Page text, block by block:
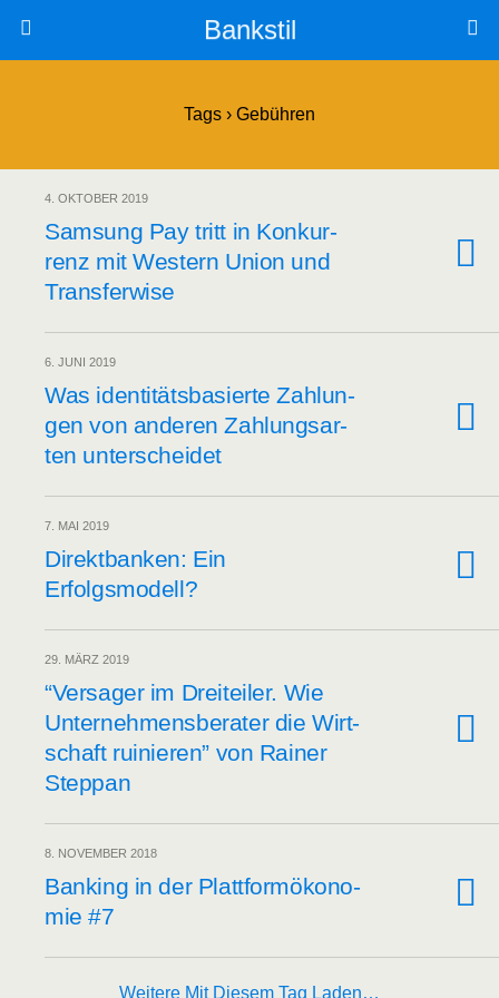
Bankstil
Tags › Gebühren
4. OKTOBER 2019
Sam­sung Pay tritt in Kon­kur­
renz mit Wes­tern Uni­on und
Transferwise
6. JUNI 2019
Was iden­ti­täts­ba­sier­te Zah­lun­
gen von ande­ren Zah­lungs­ar­
ten unterscheidet
7. MAI 2019
Direkt­ban­ken: Ein
Erfolgsmodell?
29. MÄRZ 2019
“Ver­sa­ger im Drei­tei­ler. Wie
Unter­neh­mens­be­ra­ter die Wirt­
schaft rui­nie­ren” von Rai­ner
Steppan
8. NOVEMBER 2018
Ban­king in der Platt­form­öko­no­
mie #7
Weitere Mit Diesem Tag Laden…